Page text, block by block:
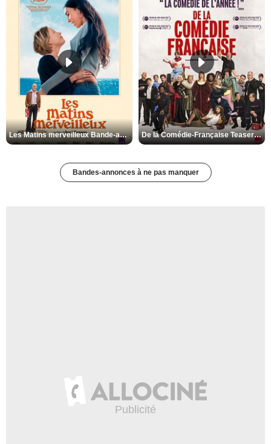
Les Matins merveilleux Bande-annonce VF De la Comédie-Française Teaser VF
Bandes-annonces à ne pas manquer